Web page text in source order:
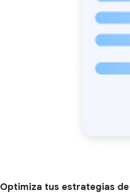
Optimiza tus estrategias